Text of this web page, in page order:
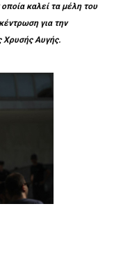
καλεί τα μέλη του
για την
Χρυσής Αυγής.